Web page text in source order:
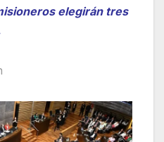
elegirán tres